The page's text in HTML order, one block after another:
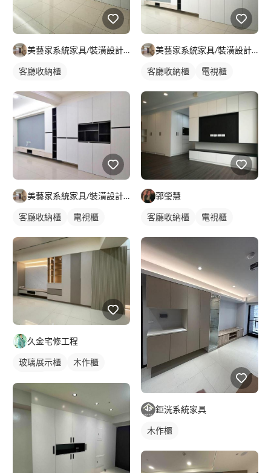
美藝家系統家具/裝潢設計/統包服務
客廳收納櫃
美藝家系統家具/裝潢設計/統包服務
客廳收納櫃 電視櫃
久金宅修工程
玻璃展示櫃
木作櫃
美藝家系統家具/裝潢設計/統包服務
客廳收納櫃 電視櫃
郭瑩慧
客廳收納櫃 電視櫃
鉅洸系統家具
木作櫃